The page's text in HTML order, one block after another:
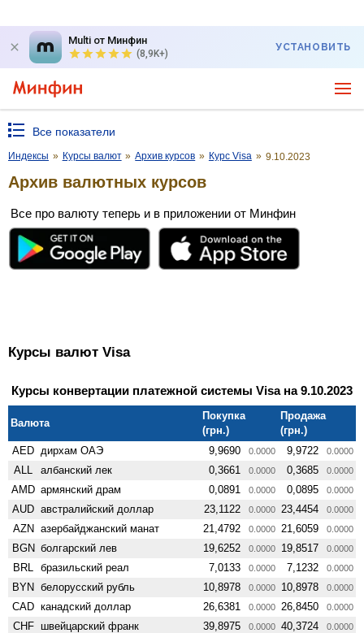
Multi от Минфин
(8,9K+)
УСТАНОВИТЬ
Все показатели
Индексы » Курсы валют » Архив курсов » Курс Visa » 9.10.2023
Архив валютных курсов
Все про валюту теперь и в приложении от Минфин
Курсы валют Visa
Курсы конвертации платежной системы Visa на 9.10.2023
Валюта
Покупка
(грн.)
Продажа
(грн.)
AED дирхам ОАЭ 9,9690 0.0000 9,9722 0.0000
ALL албанский лек 0,3661 0.0000 0,3685 0.0000
AMD армянский драм 0,0891 0.0000 0,0895 0.0000
AUD австралийский доллар 23,1122 0.0000 23,4454 0.0000
AZN азербайджанский манат 21,4792 0.0000 21,6059 0.0000
BGN болгарский лев 19,6252 0.0000 19,8517 0.0000
BRL бразильский реал 7,0133 0.0000 7,1232 0.0000
BYN белорусский рубль 10,8978 0.0000 10,8978 0.0000
CAD канадский доллар 26,6381 0.0000 26,8450 0.0000
CHF швейцарский франк 39,8975 0.0000 40,3724 0.0000